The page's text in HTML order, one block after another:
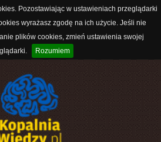
Pozostawiając w ustawieniach przeglądarki
wyrażasz zgodę na ich użycie. Jeśli nie
plików cookies, zmień ustawienia swojej
Rozumiem